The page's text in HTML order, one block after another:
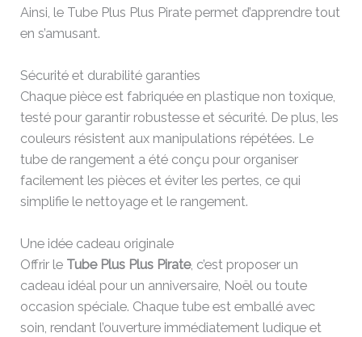
Ainsi, le Tube Plus Plus Pirate permet d’apprendre tout
en s’amusant.
Sécurité et durabilité garanties
Chaque pièce est fabriquée en plastique non toxique,
testé pour garantir robustesse et sécurité. De plus, les
couleurs résistent aux manipulations répétées. Le
tube de rangement a été conçu pour organiser
facilement les pièces et éviter les pertes, ce qui
simplifie le nettoyage et le rangement.
Une idée cadeau originale
Offrir le Tube Plus Plus Pirate, c’est proposer un
cadeau idéal pour un anniversaire, Noël ou toute
occasion spéciale. Chaque tube est emballé avec
soin, rendant l’ouverture immédiatement ludique et